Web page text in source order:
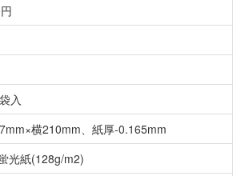
入
横210mm、紙厚-0.165mm
光紙(128g/m2)